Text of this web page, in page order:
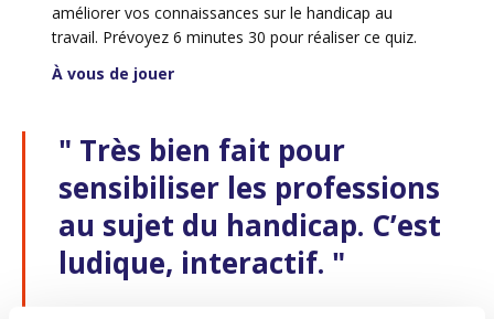
améliorer vos connaissances sur le handicap au
travail. Prévoyez 6 minutes 30 pour réaliser ce quiz.
À vous de jouer
" Très bien fait pour
sensibiliser les professions
au sujet du handicap. C’est
ludique, interactif. "